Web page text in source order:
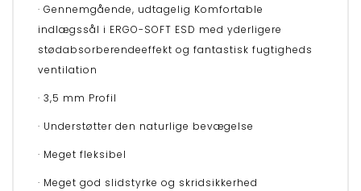
· Gennemgående, udtagelig Komfortable
indlægssål i ERGO-SOFT ESD med yderligere
stødabsorberendeeffekt og fantastisk fugtigheds
ventilation
· 3,5 mm Profil
· Understøtter den naturlige bevægelse
· Meget fleksibel
· Meget god slidstyrke og skridsikkerhed